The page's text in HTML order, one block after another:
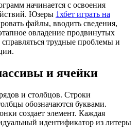
начинается с освоения
Юзеры 1хбет играть на
файлы, вводить сведения,
овладение продвинутых
трудные проблемы и
и ячейки
и столбцов. Строки
обозначаются буквами.
создает элемент. Каждая
идентификатор из литеры